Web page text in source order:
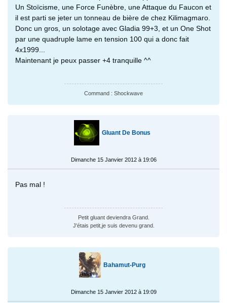
Un Stoïcisme, une Force Funèbre, une Attaque du Faucon et
il est parti se jeter un tonneau de bière de chez Kilimagmaro.
Donc un gros, un solotage avec Gladia 99+3, et un One Shot
par une quadruple lame en tension 100 qui a donc fait
4x1999...
Maintenant je peux passer +4 tranquille ^^
Command : Shockwave
Gluant De Bonus
Dimanche 15 Janvier 2012 à 19:06
Pas mal !
Petit gluant deviendra Grand.
J'étais petit,je suis devenu grand.
Bahamut-Purg
Dimanche 15 Janvier 2012 à 19:09